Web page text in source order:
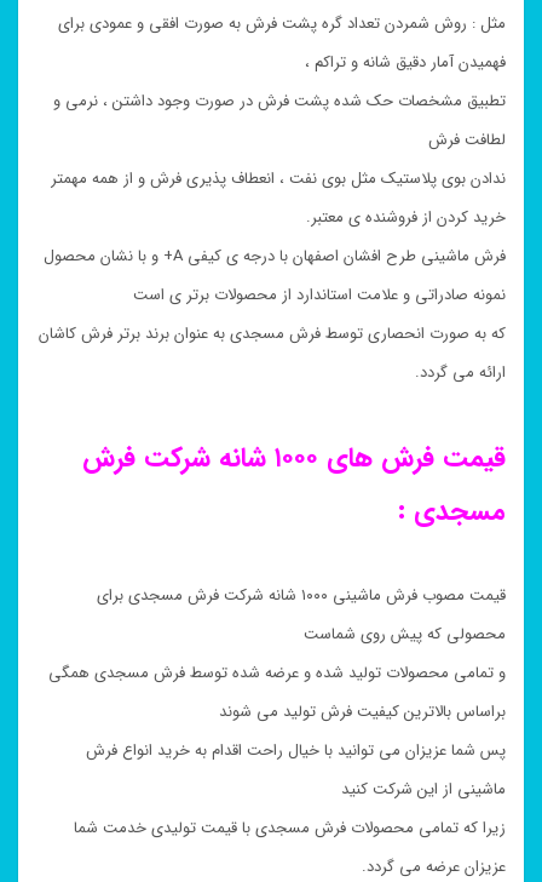
مثل : روش شمردن تعداد گره پشت فرش به صورت افقی و عمودی برای
فهمیدن آمار دقیق شانه و تراکم ،
تطبیق مشخصات حک شده پشت فرش در صورت وجود داشتن ، نرمی و
لطافت فرش
ندادن بوی پلاستیک مثل بوی نفت ، انعطاف پذیری فرش و از همه مهمتر
خرید کردن از فروشنده ی معتبر.
فرش ماشینی طرح افشان اصفهان با درجه ی کیفی A+ و با نشان محصول
نمونه صادراتی و علامت استاندارد از محصولات برتر ی است
که به صورت انحصاری توسط فرش مسجدی به عنوان برند برتر فرش کاشان
ارائه می گردد.
قیمت فرش های ۱۰۰۰ شانه شرکت فرش
مسجدی :
قیمت مصوب فرش ماشینی ۱۰۰۰ شانه شرکت فرش مسجدی برای
محصولی که پیش روی شماست
و تمامی محصولات تولید شده و عرضه شده توسط فرش مسجدی همگی
براساس بالاترین کیفیت فرش تولید می شوند
پس شما عزیزان می توانید با خیال راحت اقدام به خرید انواع فرش
ماشینی از این شرکت کنید
زیرا که تمامی محصولات فرش مسجدی با قیمت تولیدی خدمت شما
عزیزان عرضه می گردد.